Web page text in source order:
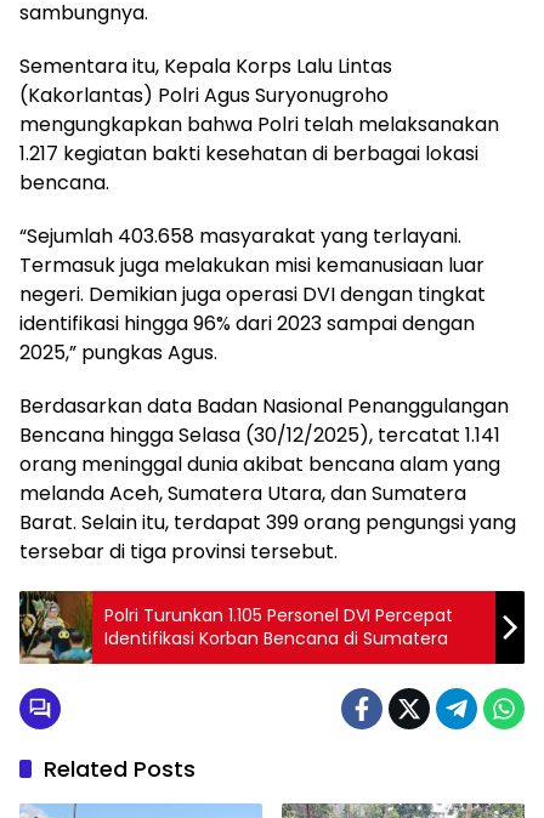
sambungnya.
Sementara itu, Kepala Korps Lalu Lintas
(Kakorlantas) Polri Agus Suryonugroho
mengungkapkan bahwa Polri telah melaksanakan
1.217 kegiatan bakti kesehatan di berbagai lokasi
bencana.
“Sejumlah 403.658 masyarakat yang terlayani.
Termasuk juga melakukan misi kemanusiaan luar
negeri. Demikian juga operasi DVI dengan tingkat
identifikasi hingga 96% dari 2023 sampai dengan
2025,” pungkas Agus.
Berdasarkan data Badan Nasional Penanggulangan
Bencana hingga Selasa (30/12/2025), tercatat 1.141
orang meninggal dunia akibat bencana alam yang
melanda Aceh, Sumatera Utara, dan Sumatera
Barat. Selain itu, terdapat 399 orang pengungsi yang
tersebar di tiga provinsi tersebut.
Polri Turunkan 1.105 Personel DVI Percepat
Identifikasi Korban Bencana di Sumatera
Related Posts